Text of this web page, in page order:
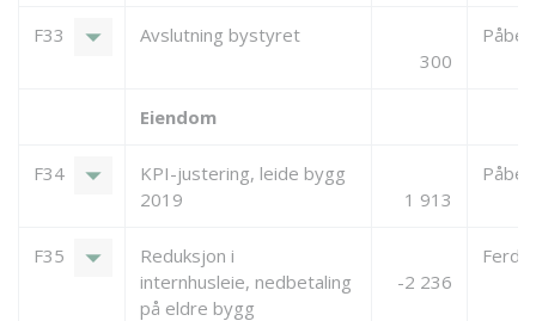
F33 arrow_drop_down
Avslutning bystyret
300
Eiendom
F34 arrow_drop_down
KPI-justering, leide bygg
2019
1 913
F35 arrow_drop_down
Reduksjon i
internhusleie, nedbetaling
på eldre bygg
-2 236